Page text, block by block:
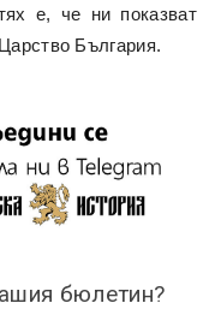
е, че ни показват
България.
бюлетин?